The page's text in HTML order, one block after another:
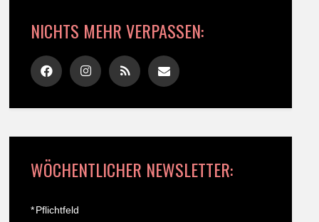
NICHTS MEHR VERPASSEN:
WÖCHENTLICHER NEWSLETTER:
*Pflichtfeld